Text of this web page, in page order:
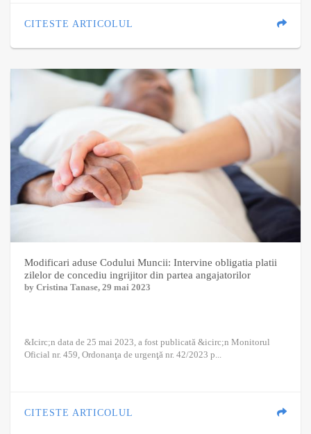
CITESTE ARTICOLUL
Modificari aduse Codului Muncii: Intervine obligatia platii
zilelor de concediu ingrijitor din partea angajatorilor
by Cristina Tanase, 29 mai 2023
&Icirc;n data de 25 mai 2023, a fost publicată &icirc;n Monitorul
Oficial nr. 459, Ordonanţa de urgenţă nr. 42/2023 p...
CITESTE ARTICOLUL